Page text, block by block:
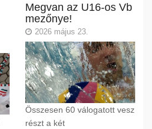
Megvan az U16-os Vb
mezőnye!
2026 május 23.
Összesen 60 válogatott vesz
részt a két